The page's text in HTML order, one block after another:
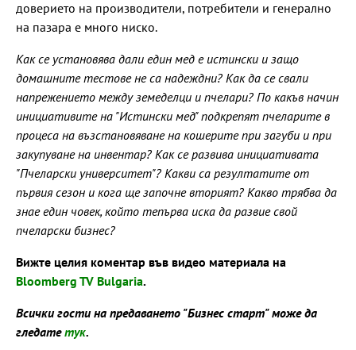
доверието на производители, потребители и генерално
на пазара е много ниско.
Как се установява дали един мед е истински и защо
домашните тестове не са надеждни? Как да се свали
напрежението между земеделци и пчелари? По какъв начин
инициативите на "Истински мед" подкрепят пчеларите в
процеса на възстановяване на кошерите при загуби и при
закупуване на инвентар? Как се развива инициативата
"Пчеларски университет"? Какви са резултатите от
първия сезон и кога ще започне вторият? Какво трябва да
знае един човек, който тепърва иска да развие свой
пчеларски бизнес?
Вижте целия коментар във видео материала на
Bloomberg TV Bulgaria.
Всички гости на предаването "Бизнес старт" може да
гледатетук.